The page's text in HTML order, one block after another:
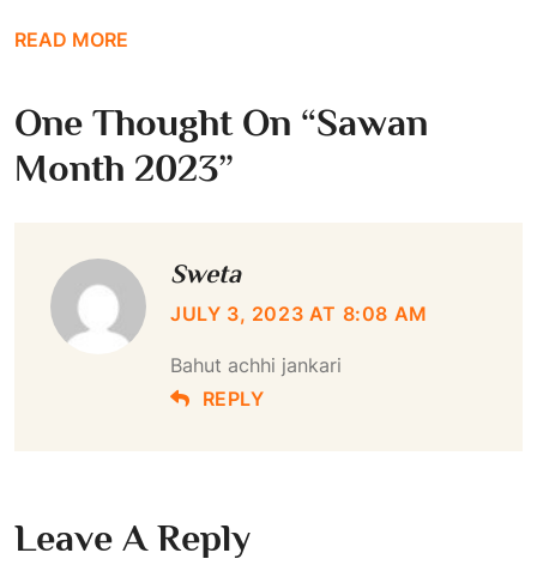
READ MORE
One Thought On “Sawan
Month 2023”
Sweta
JULY 3, 2023 AT 8:08 AM
Bahut achhi jankari
REPLY
Leave A Reply